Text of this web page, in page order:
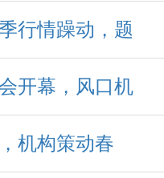
行情躁动，题
开幕，风口机
机构策动春